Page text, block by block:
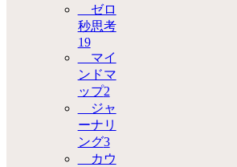
ゼロ
秒思考
19
マイ
ンドマ
ップ2
ジャ
ーナリ
ング3
カウ